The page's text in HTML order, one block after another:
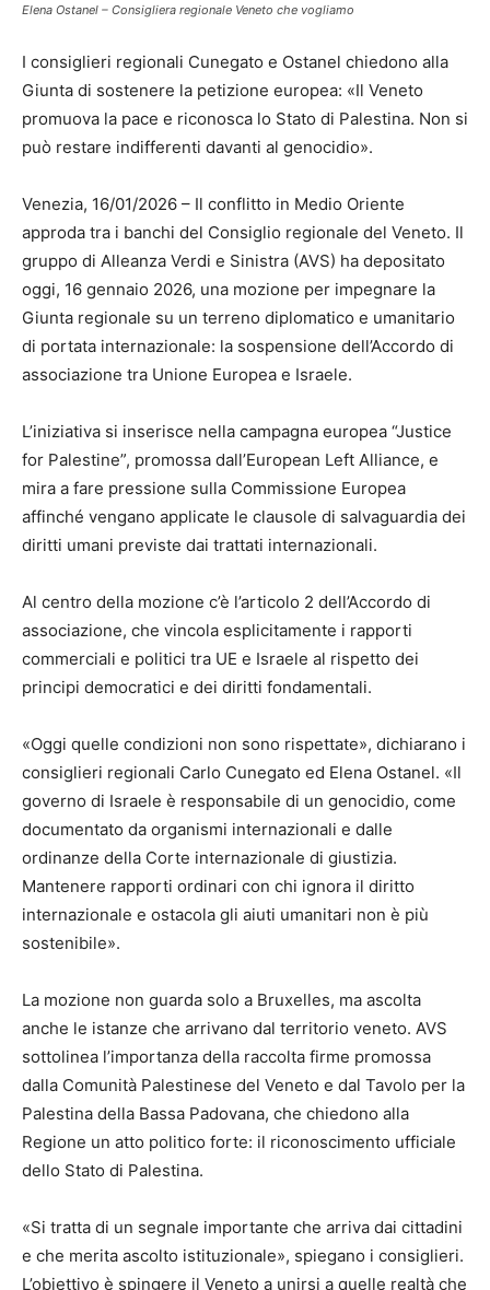
Elena Ostanel – Consigliera regionale Veneto che vogliamo
I consiglieri regionali Cunegato e Ostanel chiedono alla
Giunta di sostenere la petizione europea: «Il Veneto
promuova la pace e riconosca lo Stato di Palestina. Non si
può restare indifferenti davanti al genocidio».
Venezia, 16/01/2026 – Il conflitto in Medio Oriente
approda tra i banchi del Consiglio regionale del Veneto. Il
gruppo di Alleanza Verdi e Sinistra (AVS) ha depositato
oggi, 16 gennaio 2026, una mozione per impegnare la
Giunta regionale su un terreno diplomatico e umanitario
di portata internazionale: la sospensione dell’Accordo di
associazione tra Unione Europea e Israele.
L’iniziativa si inserisce nella campagna europea “Justice
for Palestine”, promossa dall’European Left Alliance, e
mira a fare pressione sulla Commissione Europea
affinché vengano applicate le clausole di salvaguardia dei
diritti umani previste dai trattati internazionali.
Al centro della mozione c’è l’articolo 2 dell’Accordo di
associazione, che vincola esplicitamente i rapporti
commerciali e politici tra UE e Israele al rispetto dei
principi democratici e dei diritti fondamentali.
«Oggi quelle condizioni non sono rispettate», dichiarano i
consiglieri regionali Carlo Cunegato ed Elena Ostanel. «Il
governo di Israele è responsabile di un genocidio, come
documentato da organismi internazionali e dalle
ordinanze della Corte internazionale di giustizia.
Mantenere rapporti ordinari con chi ignora il diritto
internazionale e ostacola gli aiuti umanitari non è più
sostenibile».
La mozione non guarda solo a Bruxelles, ma ascolta
anche le istanze che arrivano dal territorio veneto. AVS
sottolinea l’importanza della raccolta firme promossa
dalla Comunità Palestinese del Veneto e dal Tavolo per la
Palestina della Bassa Padovana, che chiedono alla
Regione un atto politico forte: il riconoscimento ufficiale
dello Stato di Palestina.
«Si tratta di un segnale importante che arriva dai cittadini
e che merita ascolto istituzionale», spiegano i consiglieri.
L’obiettivo è spingere il Veneto a unirsi a quelle realtà che